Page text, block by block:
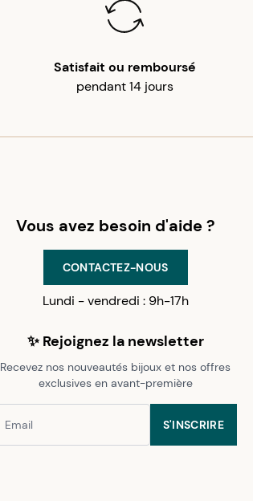
Satisfait ou remboursé
pendant 14 jours
Vous avez besoin d'aide ?
CONTACTEZ-NOUS
Lundi - vendredi : 9h-17h
✨ Rejoignez la newsletter
Recevez nos nouveautés bijoux et nos offres
exclusives en avant-première
S'INSCRIRE